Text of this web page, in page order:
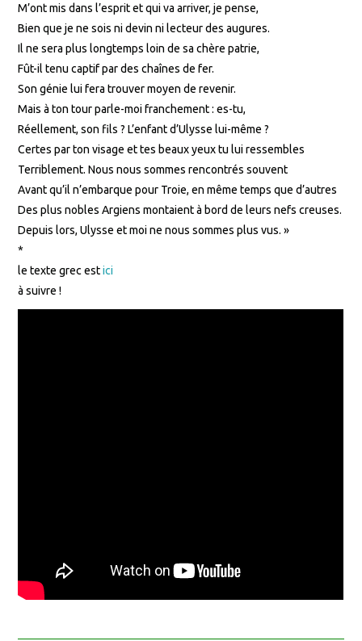
M’ont mis dans l’esprit et qui va arriver, je pense,
Bien que je ne sois ni devin ni lecteur des augures.
Il ne sera plus longtemps loin de sa chère patrie,
Fût-il tenu captif par des chaînes de fer.
Son génie lui fera trouver moyen de revenir.
Mais à ton tour parle-moi franchement : es-tu,
Réellement, son fils ? L’enfant d’Ulysse lui-même ?
Certes par ton visage et tes beaux yeux tu lui ressembles
Terriblement. Nous nous sommes rencontrés souvent
Avant qu’il n’embarque pour Troie, en même temps que d’autres
Des plus nobles Argiens montaient à bord de leurs nefs creuses.
Depuis lors, Ulysse et moi ne nous sommes plus vus. »
*
le texte grec estici
à suivre !